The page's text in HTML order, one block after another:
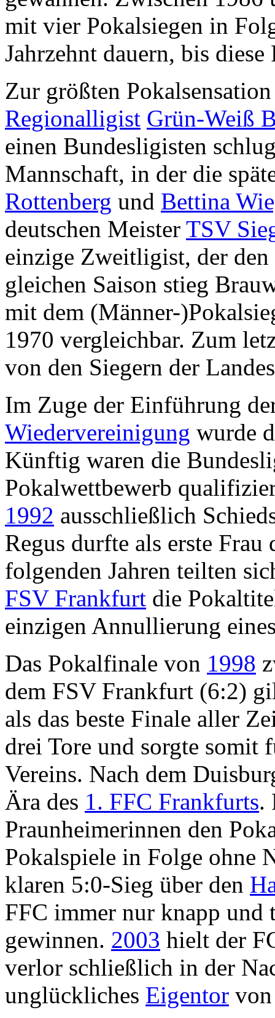
mit vier Pokalsiegen in
Jahrzehnt dauern, bis
Zur größten
Regionalligist Grün-Weiß
einen Bundesligisten
Mannschaft, in der die
Rottenberg und Bettina
deutschen Meister TSV
einzige Zweitligist, der
gleichen Saison stieg
mit dem (Männer-
1970 vergleichbar. Zum
von den Siegern der
Im Zuge der Einführung
Wiedervereinigung wurde
Künftig waren die
Pokalwettbewerb
1992 ausschließlich
Regus durfte als erste
folgenden Jahren teilten
FSV Frankfurt die
einzigen Annullierung
Das Pokalfinale von 1998
dem FSV Frankfurt (6:2)
als das beste Finale aller
drei Tore und sorgte somit
Vereins. Nach dem
Ära des 1. FFC Frankfurts.
Praunheimerinnen den
Pokalspiele in Folge ohne
klaren 5:0-Sieg über den
FFC immer nur knapp
gewinnen. 2003 hielt der
verlor schließlich in der
unglückliches Eigentor